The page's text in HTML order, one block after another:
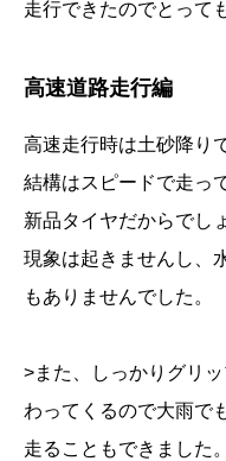
走行できたのでとって
高速道路走行編
高速走行時は土砂降り
結構はスピードで走っ
新品タイヤだからでし
現象は起きませんし、
もありませんでした。
>また、しっかりグリ
わってくるので大雨で
走ることもできました。